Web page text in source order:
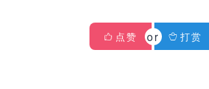
点赞 打赏